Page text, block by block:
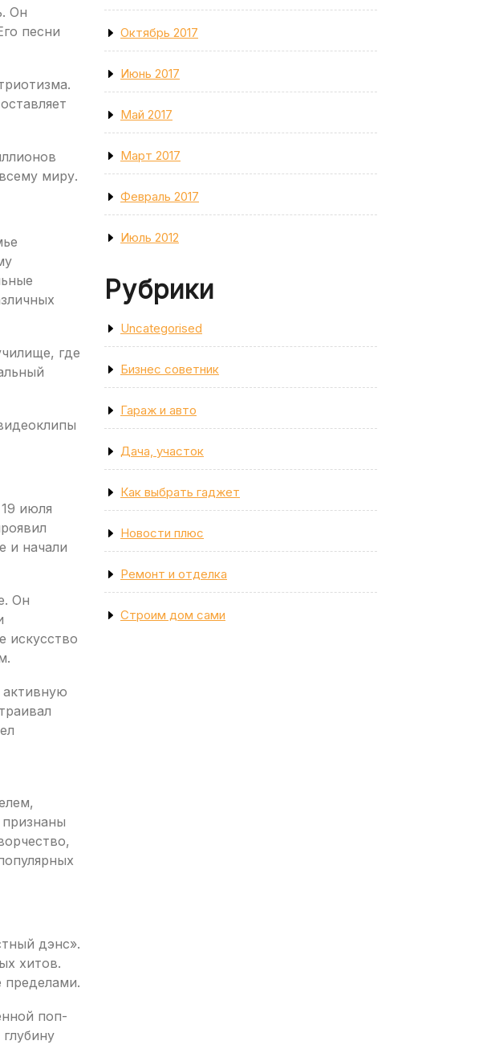
Он
песни
миру.
где
июля
и начали
Он
искусство
активную
дэнс».
хитов.
пределами.
поп-
Октябрь 2017
Июнь 2017
Май 2017
Март 2017
Февраль 2017
Июль 2012
Рубрики
Uncategorised
Бизнес советник
Гараж и авто
Дача, участок
Как выбрать гаджет
Новости плюс
Ремонт и отделка
Строим дом сами